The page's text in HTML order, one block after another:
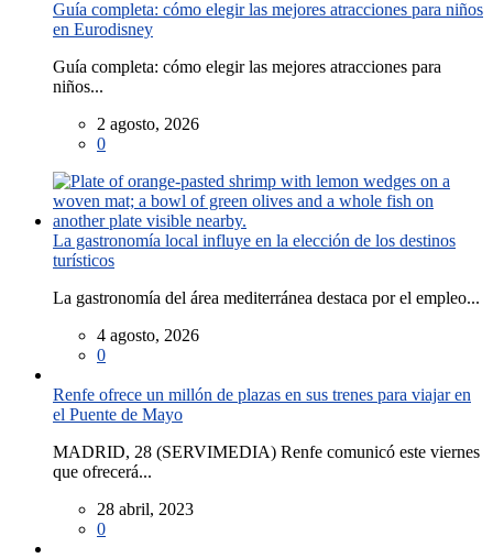
Guía completa: cómo elegir las mejores atracciones para niños
en Eurodisney
Guía completa: cómo elegir las mejores atracciones para
niños...
2 agosto, 2026
0
La gastronomía local influye en la elección de los destinos
turísticos
La gastronomía del área mediterránea destaca por el empleo...
4 agosto, 2026
0
Renfe ofrece un millón de plazas en sus trenes para viajar en
el Puente de Mayo
MADRID, 28 (SERVIMEDIA) Renfe comunicó este viernes
que ofrecerá...
28 abril, 2023
0